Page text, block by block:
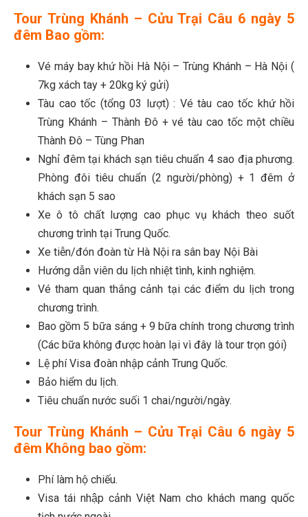
Tour Trùng Khánh – Cửu Trại Câu 6 ngày 5
đêm Bao gồm:
Vé máy bay khứ hồi Hà Nội – Trùng Khánh – Hà Nội (
7kg xách tay + 20kg ký gửi)
Tàu cao tốc (tổng 03 lượt) : Vé tàu cao tốc khứ hồi
Trùng Khánh – Thành Đô + vé tàu cao tốc một chiều
Thành Đô – Tùng Phan
Nghỉ đêm tại khách sạn tiêu chuẩn 4 sao địa phương.
Phòng đôi tiêu chuẩn (2 người/phòng) + 1 đêm ở
khách sạn 5 sao
Xe ô tô chất lượng cao phục vụ khách theo suốt
chương trình tại Trung Quốc.
Xe tiễn/đón đoàn từ Hà Nội ra sân bay Nội Bài
Hướng dẫn viên du lịch nhiệt tình, kinh nghiệm.
Vé tham quan thắng cảnh tại các điểm du lịch trong
chương trình.
Bao gồm 5 bữa sáng + 9 bữa chính trong chương trình
(Các bữa không được hoàn lại vì đây là tour trọn gói)
Lệ phí Visa đoàn nhập cảnh Trung Quốc.
Bảo hiểm du lịch.
Tiêu chuẩn nước suối 1 chai/người/ngày.
Tour Trùng Khánh – Cửu Trại Câu 6 ngày 5
đêm Không bao gồm:
Phí làm hộ chiếu.
Visa tái nhập cảnh Việt Nam cho khách mang quốc